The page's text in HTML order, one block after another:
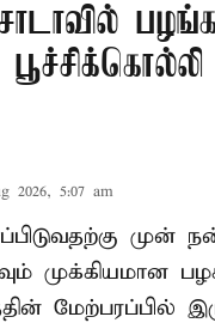
2026, 5:07 am
முன்
முக்கியமான
மேற்பரப்பில்